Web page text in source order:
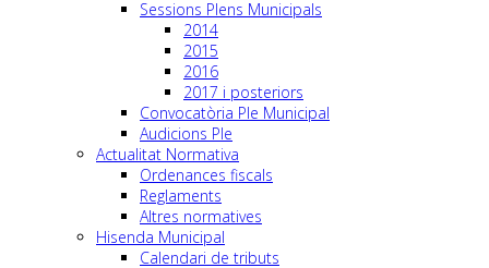
Sessions Plens Municipals
2014
2015
2016
2017 i posteriors
Convocatòria Ple Municipal
Audicions Ple
Actualitat Normativa
Ordenances fiscals
Reglaments
Altres normatives
Hisenda Municipal
Calendari de tributs